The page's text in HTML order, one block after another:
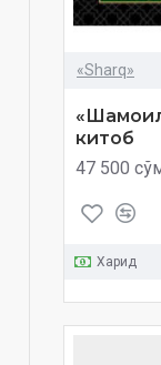
«Sharq»
китоб
47 500
Харид